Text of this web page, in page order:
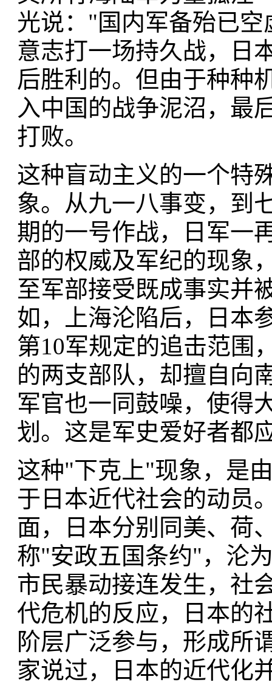
光说："国内军备殆已
意志打一场持久战，日
后胜利的。但由于种种
入中国的战争泥沼，最
打败。
这种盲动主义的一个特
象。从九一八事变，到
期的一号作战，日军一
部的权威及军纪的现象
至军部接受既成事实并
如，上海沦陷后，日本
第10军规定的追击范围
的两支部队，却擅自向
军官也一同鼓噪，使得
划。这是军史爱好者都
这种"下克上"现象，是
于日本近代社会的动员
面，日本分别同美、荷
称"安政五国条约"，沦
市民暴动接连发生，社
代危机的反应，日本的
阶层广泛参与，形成所
家说过，日本的近代化